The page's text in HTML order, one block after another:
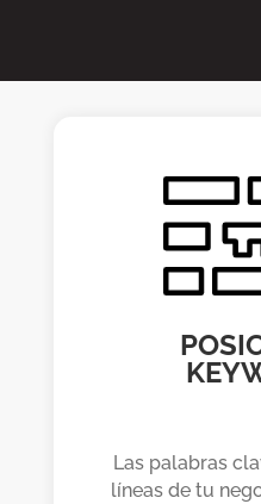
Las palabras
líneas de tu